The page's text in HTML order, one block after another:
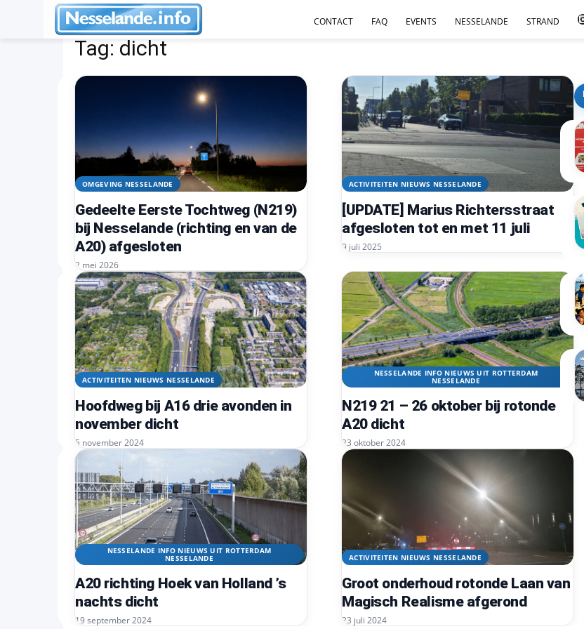
CONTACT FAQ EVENTS NESSELANDE STRAND
Tags Dicht
Tag: dicht
OMGEVING NESSELANDE
Gedeelte Eerste Tochtweg (N219)
bij Nesselande (richting en van de
A20) afgesloten
2 mei 2026
ACTIVITEITEN NIEUWS NESSELANDE
[UPDATE] Marius Richtersstraat
afgesloten tot en met 11 juli
9 juli 2025
ACTIVITEITEN NIEUWS NESSELANDE
Hoofdweg bij A16 drie avonden in
november dicht
5 november 2024
NESSELANDE INFO NIEUWS UIT ROTTERDAM
NESSELANDE
N219 21 – 26 oktober bij rotonde
A20 dicht
23 oktober 2024
NESSELANDE INFO NIEUWS UIT ROTTERDAM
NESSELANDE
A20 richting Hoek van Holland ’s
nachts dicht
19 september 2024
ACTIVITEITEN NIEUWS NESSELANDE
Groot onderhoud rotonde Laan van
Magisch Realisme afgerond
23 juli 2024